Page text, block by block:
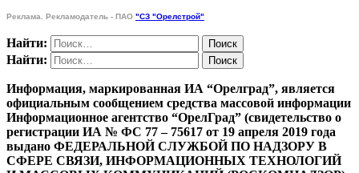
Реклама. Рекламодатель - ПАО "СЗ "Орелстрой"
Найти:
Найти:
Информация, маркированная ИА “Орелград”, является
официальным сообщением средства массовой информации
Информационное агентство “ОрелГрад” (свидетельство о
регистрации ИА № ФС 77 – 75617 от 19 апреля 2019 года
выдано ФЕДЕРАЛЬНОЙ СЛУЖБОЙ ПО НАДЗОРУ В
СФЕРЕ СВЯЗИ, ИНФОРМАЦИОННЫХ ТЕХНОЛОГИЙ